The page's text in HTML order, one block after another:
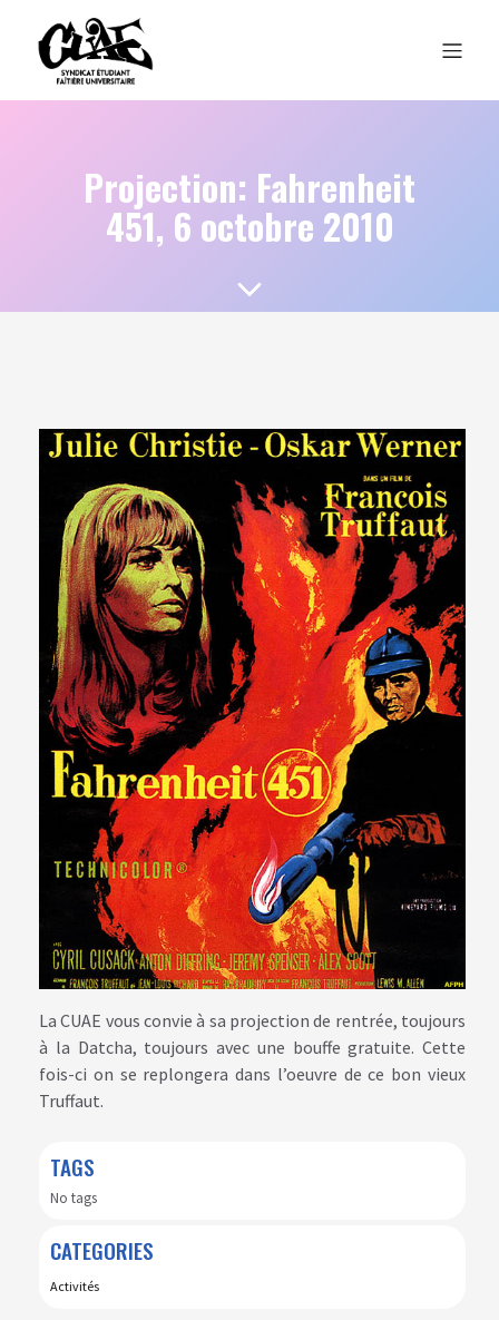
Projection: Fahrenheit
451, 6 octobre 2010
La CUAE vous convie à sa projection de rentrée, toujours
à la Datcha, toujours avec une bouffe gratuite. Cette
fois-ci on se replongera dans l’oeuvre de ce bon vieux
Truffaut.
TAGS
No tags
CATEGORIES
Activités